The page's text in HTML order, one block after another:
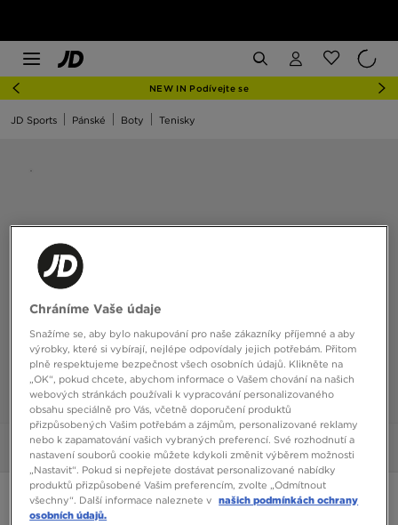
NEW IN Podívejte se
JD Sports Pánské Boty Tenisky
Obrázky 360°
ADIDAS FORUM LOW
Chráníme Vaše údaje
Snažíme se, aby bylo nakupování pro naše zákazníky příjemné a aby
výrobky, které si vybírají, nejlépe odpovídaly jejich potřebám. Přitom
plně respektujeme bezpečnost všech osobních údajů. Klikněte na
„OK“, pokud chcete, abychom informace o Vašem chování na našich
webových stránkách používali k vypracování personalizovaného
obsahu speciálně pro Vás, včetně doporučení produktů
přizpůsobených Vašim potřebám a zájmům, personalizované reklamy
nebo k zapamatování vašich vybraných preferencí. Své rozhodnutí a
nastavení souborů cookie můžete kdykoli změnit výběrem možnosti
„Nastavit“. Pokud si nepřejete dostávat personalizované nabídky
produktů přizpůsobené Vašim preferencím, zvolte „Odmítnout
všechny“. Další informace naleznete v našich podmínkách ochrany
osobních údajů.